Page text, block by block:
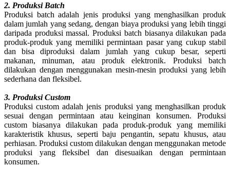
2. Produksi Batch
Produksi batch adalah jenis produksi yang menghasilkan produk
dalam jumlah yang sedang, dengan biaya produksi yang lebih tinggi
daripada produksi massal. Produksi batch biasanya dilakukan pada
produk-produk yang memiliki permintaan pasar yang cukup stabil
dan bisa diproduksi dalam jumlah yang cukup besar, seperti
makanan, minuman, atau produk elektronik. Produksi batch
dilakukan dengan menggunakan mesin-mesin produksi yang lebih
sederhana dan fleksibel.
3. Produksi Custom
Produksi custom adalah jenis produksi yang menghasilkan produk
sesuai dengan permintaan atau keinginan konsumen. Produksi
custom biasanya dilakukan pada produk-produk yang memiliki
karakteristik khusus, seperti baju pengantin, sepatu khusus, atau
perhiasan. Produksi custom dilakukan dengan menggunakan metode
produksi yang fleksibel dan disesuaikan dengan permintaan
konsumen.